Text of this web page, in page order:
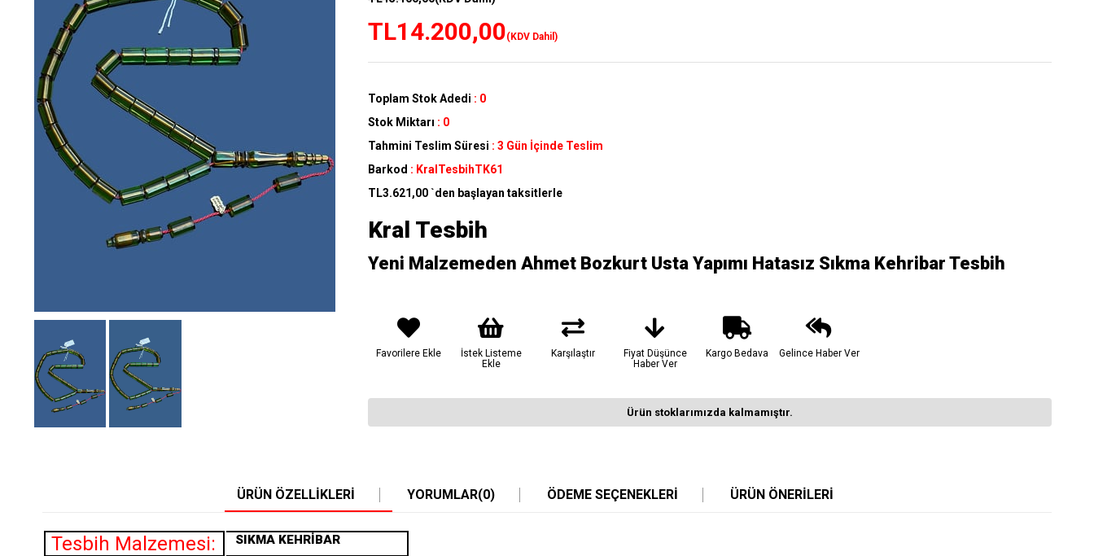
TL14.200,00(KDV Dahil)
Toplam Stok Adedi : 0
Stok Miktarı : 0
Tahmini Teslim Süresi : 3 Gün İçinde Teslim
Barkod : KralTesbihTK61
TL3.621,00`den başlayan taksitlerle
Kral Tesbih
Yeni Malzemeden Ahmet Bozkurt Usta Yapımı Hatasız Sıkma Kehribar Tesbih
Favorilere Ekle
İstek Listeme
Ekle
Karşılaştır
Fiyat Düşünce
Haber Ver
Kargo Bedava Gelince Haber Ver
Ürün stoklarımızda kalmamıştır.
ÜRÜN ÖZELLIKLERI YORUMLAR(0) ÖDEME SEÇENEKLERI ÜRÜN ÖNERILERI
Tesbih Malzemesi: SIKMA KEHRİBAR